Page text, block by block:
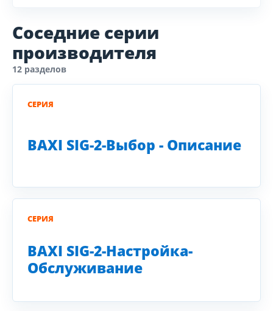
Соседние серии
производителя
12 разделов
СЕРИЯ
BAXI SIG-2-Выбор - Описание
СЕРИЯ
BAXI SIG-2-Настройка-
Обслуживание